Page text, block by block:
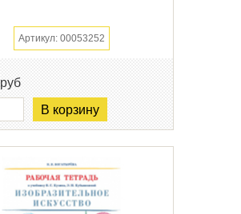
Артикул: 00053252
руб
В корзину